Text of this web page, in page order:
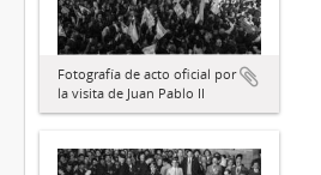
Fotografía de acto oficial por
la visita de Juan Pablo II